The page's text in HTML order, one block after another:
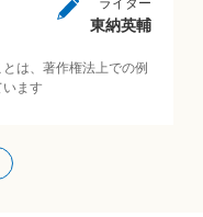
ライター
東納英輔
は、著作権法上での例
ます